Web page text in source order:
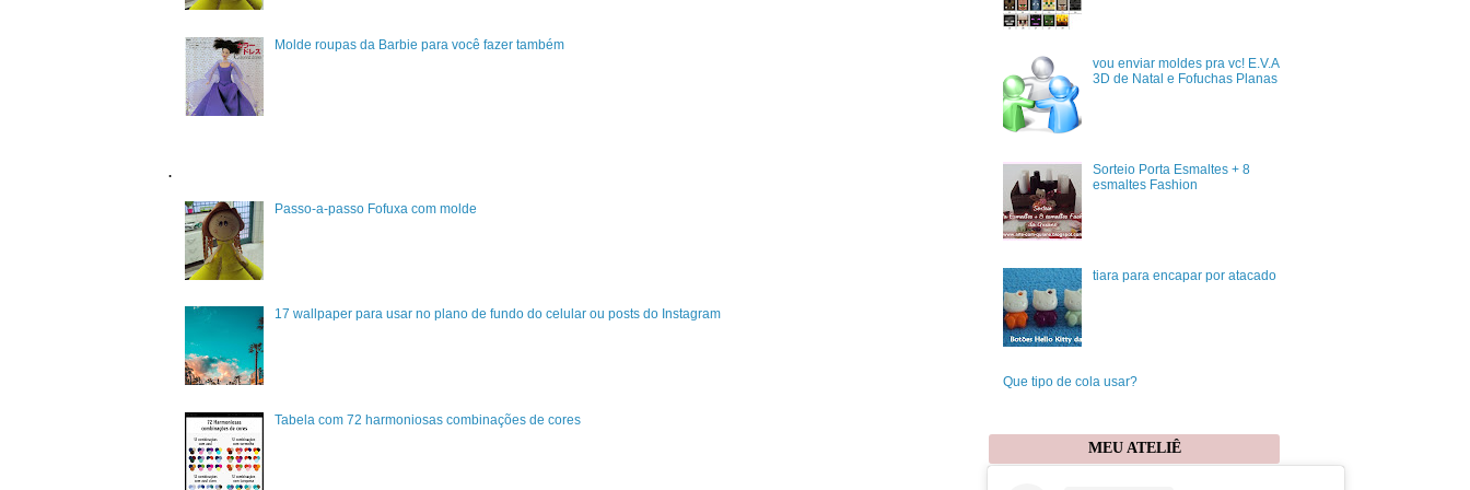
Molde roupas da Barbie para você fazer também
.
Passo-a-passo Fofuxa com molde
17 wallpaper para usar no plano de fundo do celular ou posts do Instagram
Tabela com 72 harmoniosas combinações de cores
vou enviar moldes pra vc! E.V.A
3D de Natal e Fofuchas Planas
Sorteio Porta Esmaltes + 8
esmaltes Fashion
tiara para encapar por atacado
Que tipo de cola usar?
MEU ATELIÊ